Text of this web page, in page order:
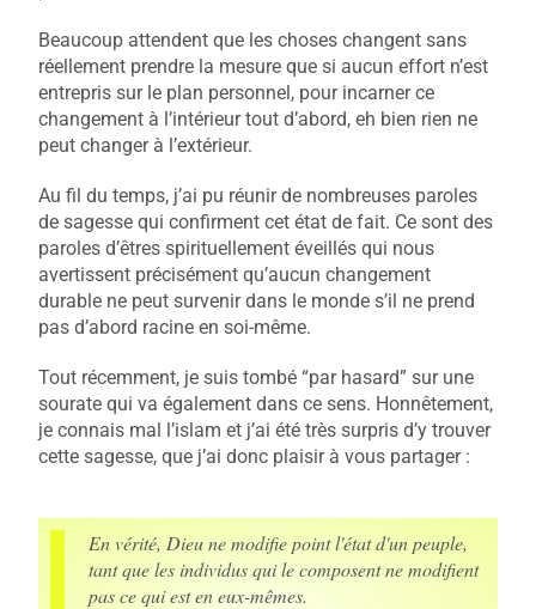
Beaucoup attendent que les choses changent sans
réellement prendre la mesure que si aucun effort n’est
entrepris sur le plan personnel, pour incarner ce
changement à l’intérieur tout d’abord, eh bien rien ne
peut changer à l’extérieur.
Au fil du temps, j’ai pu réunir de nombreuses paroles
de sagesse qui confirment cet état de fait. Ce sont des
paroles d’êtres spirituellement éveillés qui nous
avertissent précisément qu’aucun changement
durable ne peut survenir dans le monde s’il ne prend
pas d’abord racine en soi-même.
Tout récemment, je suis tombé “par hasard” sur une
sourate qui va également dans ce sens. Honnêtement,
je connais mal l’islam et j’ai été très surpris d’y trouver
cette sagesse, que j’ai donc plaisir à vous partager :
En vérité, Dieu ne modifie point l'état d'un peuple,
tant que les individus qui le composent ne modifient
pas ce qui est en eux-mêmes.